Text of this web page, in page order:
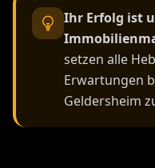
Ihr Erfolg ist
setzen alle
Erwartungen
Geldersheim